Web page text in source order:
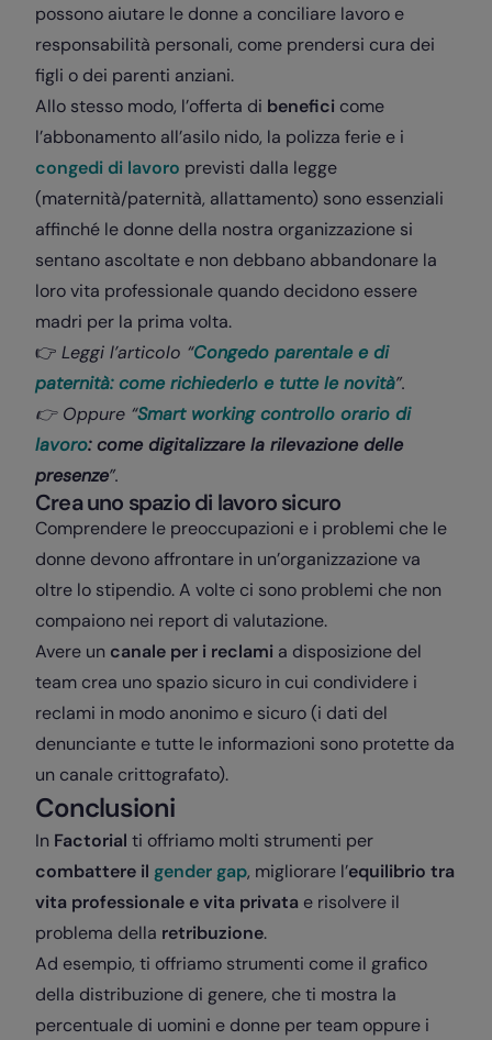
possono aiutare le donne a conciliare lavoro e
responsabilità personali, come prendersi cura dei
figli o dei parenti anziani.
Allo stesso modo, l’offerta di benefici come
l’abbonamento all’asilo nido, la polizza ferie e i
congedi di lavoro previsti dalla legge
(maternità/paternità, allattamento) sono essenziali
affinché le donne della nostra organizzazione si
sentano ascoltate e non debbano abbandonare la
loro vita professionale quando decidono essere
madri per la prima volta.
👉 Leggi l’articolo “Congedo parentale e di
paternità: come richiederlo e tutte le novità”.
👉 Oppure “Smart working controllo orario di
lavoro: come digitalizzare la rilevazione delle
presenze”.
Crea uno spazio di lavoro sicuro
Comprendere le preoccupazioni e i problemi che le
donne devono affrontare in un’organizzazione va
oltre lo stipendio. A volte ci sono problemi che non
compaiono nei report di valutazione.
Avere un canale per i reclami a disposizione del
team crea uno spazio sicuro in cui condividere i
reclami in modo anonimo e sicuro (i dati del
denunciante e tutte le informazioni sono protette da
un canale crittografato).
Conclusioni
In Factorial ti offriamo molti strumenti per
combattere il gender gap, migliorare l’equilibrio tra
vita professionale e vita privata e risolvere il
problema della retribuzione.
Ad esempio, ti offriamo strumenti come il grafico
della distribuzione di genere, che ti mostra la
percentuale di uomini e donne per team oppure i